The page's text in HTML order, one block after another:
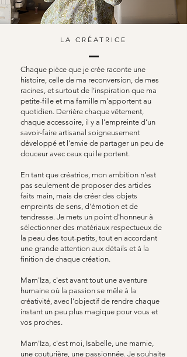
LA CRÉATRICE
Chaque pièce que je crée raconte une
histoire, celle de ma reconversion, de mes
racines, et surtout de l’inspiration que ma
petite-fille et ma famille m’apportent au
quotidien. Derrière chaque vêtement,
chaque accessoire, il y a l'empreinte d’un
savoir-faire artisanal soigneusement
développé et l’envie de partager un peu de
douceur avec ceux qui le portent.
En tant que créatrice, mon ambition n’est
pas seulement de proposer des articles
faits main, mais de créer des objets
empreints de sens, d'émotion et de
tendresse. Je mets un point d'honneur à
sélectionner des matériaux respectueux de
la peau des tout-petits, tout en accordant
une grande attention aux détails et à la
finition de chaque création.
Mam'Iza, c'est avant tout une aventure
humaine où la passion se mêle à la
créativité, avec l'objectif de rendre chaque
instant un peu plus magique pour vous et
vos proches.
Mam'Iza, c'est moi, Isabelle, une mamie,
une couturière, une passionnée. Je souhaite